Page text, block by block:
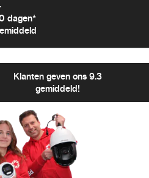
dagen*
Klanten geven ons 9.3
gemiddeld!